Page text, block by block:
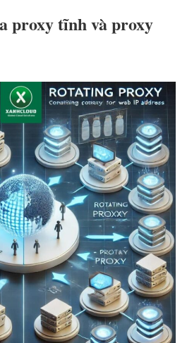
proxy tĩnh và proxy